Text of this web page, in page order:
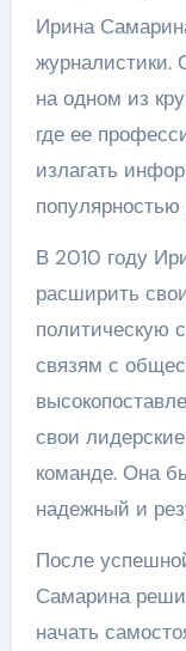
Ирина
журналистики.
на одном из
где ее
излагать
популярностью
В 2010 году
расширить
политическую
связям с
свои
команде. Она
надежный и
После
Самарина
начать